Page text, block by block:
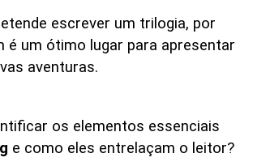
escrever um trilogia, por
é um ótimo lugar para apresentar
aventuras.
os elementos essenciais
e como eles entrelaçam o leitor?